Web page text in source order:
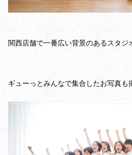
関西店舗で一番広い背景のあるスタジ
ギューっとみんなで集合したお写真も